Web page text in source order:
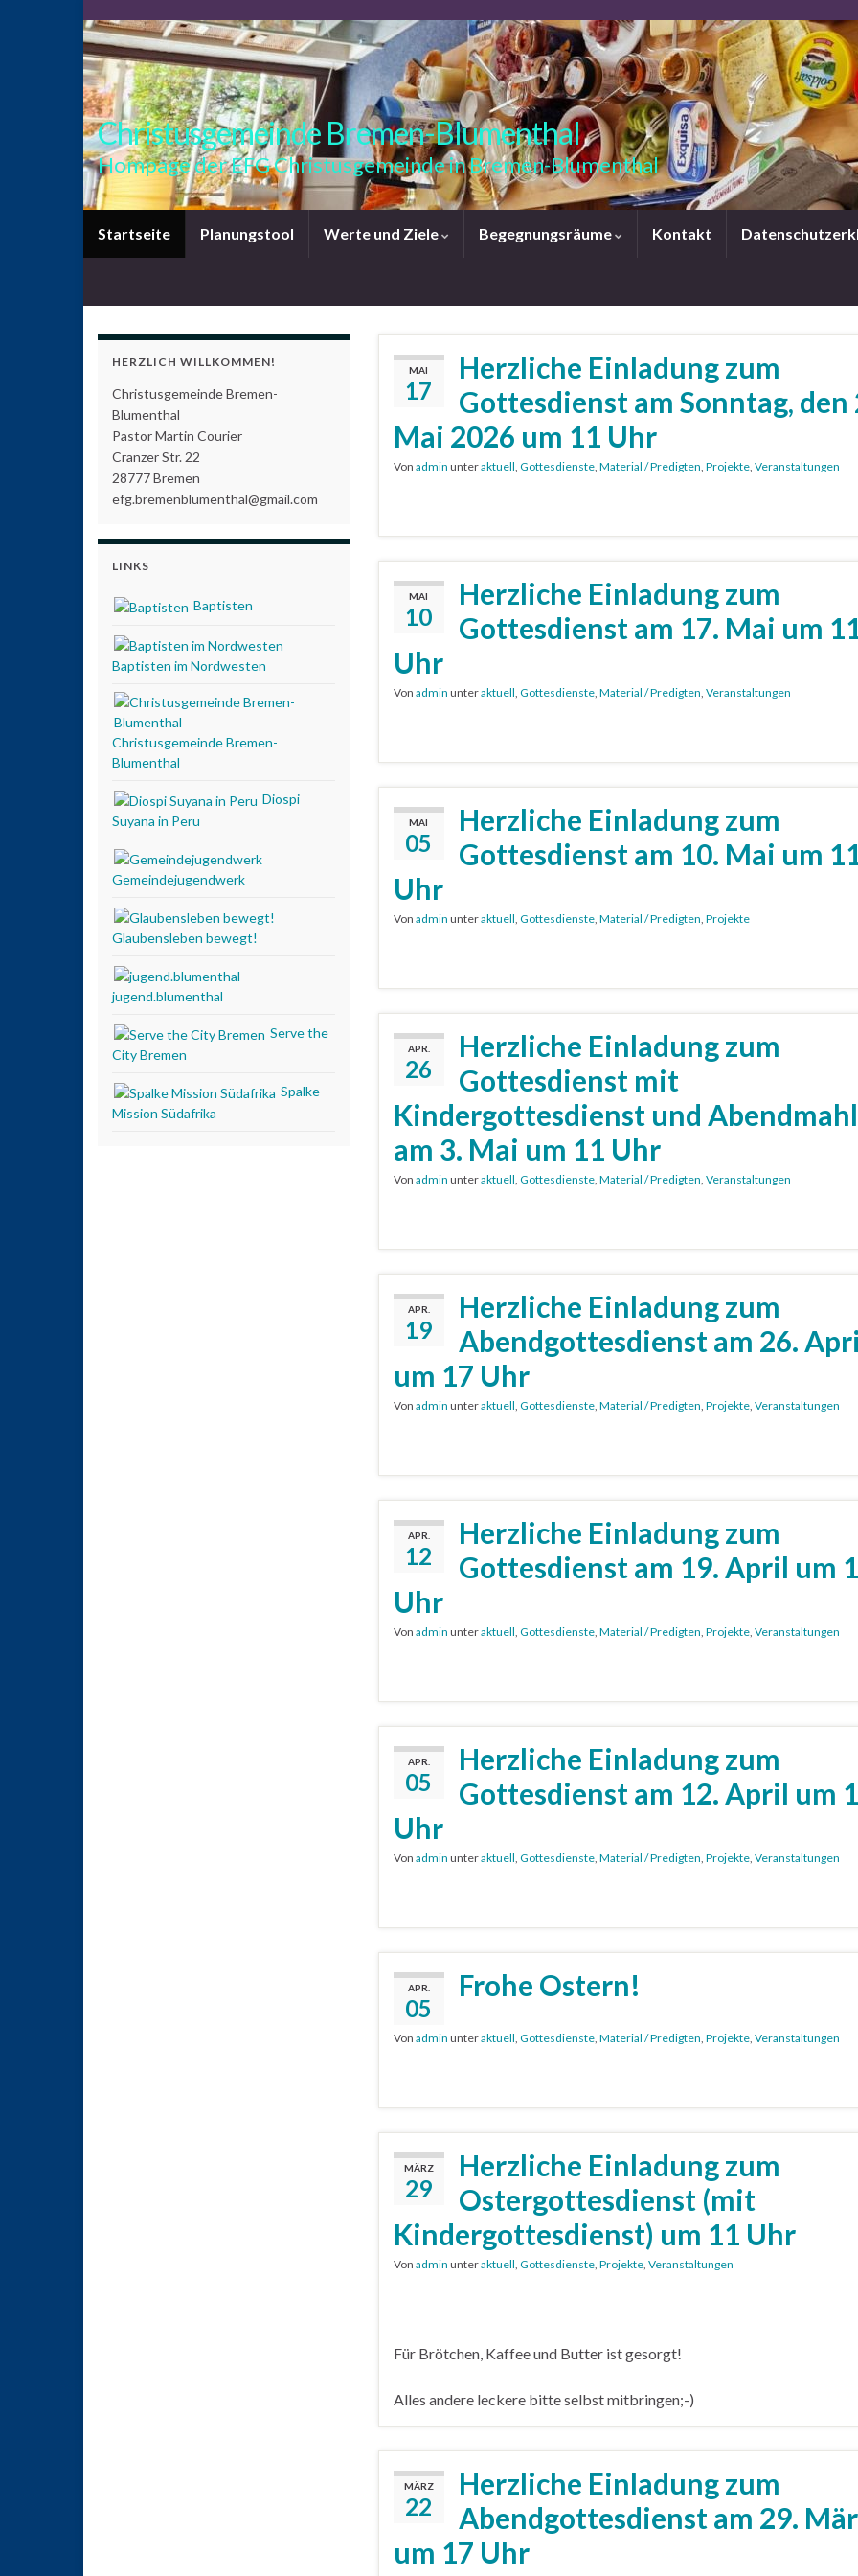
Christusgemeinde Bremen-Blumenthal
Hompage der EFG Christusgemeinde in Bremen-Blumenthal
Startseite Planungstool Werte und Ziele Begegnungsräume Kontakt
MAI
17
Herzliche Einladung zum
Gottesdienst am Sonntag, den
Mai 2026 um 11 Uhr
Von admin unteraktuell, Gottesdienste, Material / Predigten, Projekte, Veranstaltungen
MAI
10
Herzliche Einladung zum
Gottesdienst am 17. Mai um
Uhr
Von admin unteraktuell, Gottesdienste, Material / Predigten, Veranstaltungen
MAI
05
Herzliche Einladung zum
Gottesdienst am 10. Mai um
Uhr
Von admin unteraktuell, Gottesdienste, Material / Predigten, Projekte
APR.
26
Herzliche Einladung zum
Gottesdienst mit
Kindergottesdienst und Abendmahl
am 3. Mai um 11 Uhr
Von admin unteraktuell, Gottesdienste, Material / Predigten, Veranstaltungen
APR.
19
Herzliche Einladung zum
Abendgottesdienst am 26.
um 17 Uhr
Von admin unteraktuell, Gottesdienste, Material / Predigten, Projekte, Veranstaltungen
APR.
12
Herzliche Einladung zum
Gottesdienst am 19. April um
Uhr
Von admin unteraktuell, Gottesdienste, Material / Predigten, Projekte, Veranstaltungen
APR.
05
Herzliche Einladung zum
Gottesdienst am 12. April um
Uhr
Von admin unteraktuell, Gottesdienste, Material / Predigten, Projekte, Veranstaltungen
APR.
05
Frohe Ostern!
Von admin unteraktuell, Gottesdienste, Material / Predigten, Projekte, Veranstaltungen
MÄRZ
29
Herzliche Einladung zum
Ostergottesdienst (mit
Kindergottesdienst) um 11 Uhr
Von admin unteraktuell, Gottesdienste, Projekte, Veranstaltungen
Für Brötchen, Kaffee und Butter ist gesorgt!
Alles andere leckere bitte selbst mitbringen;-)
MÄRZ
22
Herzliche Einladung zum
Abendgottesdienst am 29.
um 17 Uhr
HERZLICH WILLKOMMEN!
Christusgemeinde Bremen-
Blumenthal
Pastor Martin Courier
Cranzer Str. 22
28777 Bremen
efg.bremenblumenthal@gmail.com
LINKS
Baptisten
Baptisten im Nordwesten
Christusgemeinde Bremen-
Blumenthal
Diospi
Suyana in Peru
Gemeindejugendwerk
Glaubensleben bewegt!
jugend.blumenthal
Serve the
City Bremen
Spalke
Mission Südafrika